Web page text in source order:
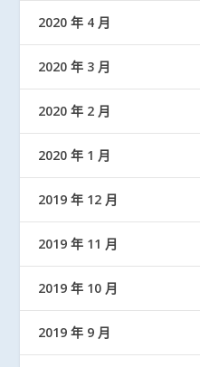
2020 年 4 月
2020 年 3 月
2020 年 2 月
2020 年 1 月
2019 年 12 月
2019 年 11 月
2019 年 10 月
2019 年 9 月